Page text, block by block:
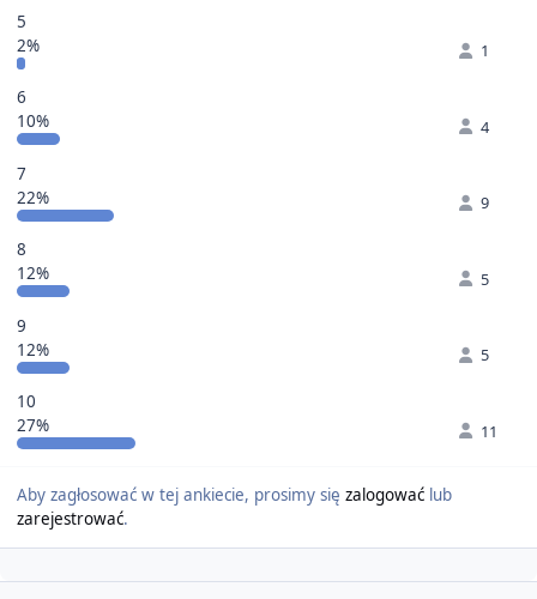
5
2%
1
6
10%
4
7
22%
9
8
12%
5
9
12%
5
10
27%
11
Aby zagłosować w tej ankiecie, prosimy się zalogowaćlub
zarejestrować.